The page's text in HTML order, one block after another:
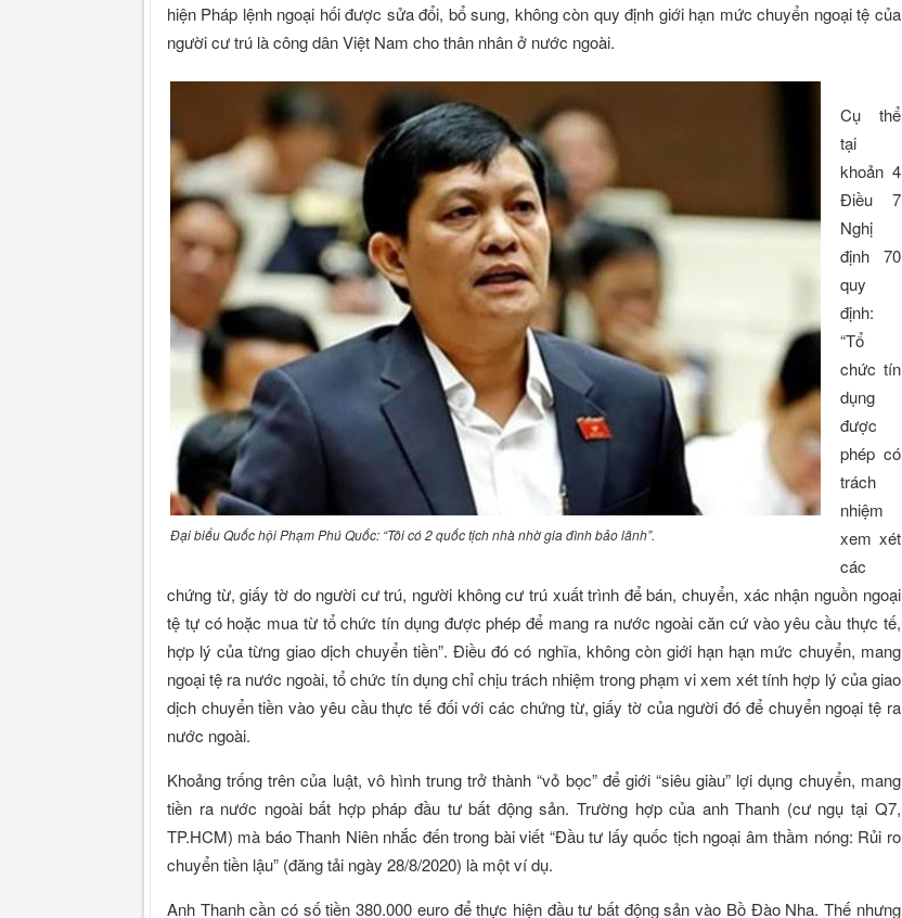
hiện Pháp lệnh ngoại hối được sửa đổi, bổ sung, không còn quy định giới hạn mức chuyển ngoại tệ của
người cư trú là công dân Việt Nam cho thân nhân ở nước ngoài.
Đại biểu Quốc hội Phạm Phú Quốc: “Tôi có 2 quốc tịch nhà nhờ gia đình bảo lãnh”.
Cụ thể
tại
khoản 4
Điều 7
Nghị
định 70
quy
định:
“Tổ
chức tín
dụng
được
phép có
trách
nhiệm
xem xét
các
chứng từ, giấy tờ do người cư trú, người không cư trú xuất trình để bán, chuyển, xác nhận nguồn ngoại
tệ tự có hoặc mua từ tổ chức tín dụng được phép để mang ra nước ngoài căn cứ vào yêu cầu thực tế,
hợp lý của từng giao dịch chuyển tiền”. Điều đó có nghĩa, không còn giới hạn hạn mức chuyển, mang
ngoại tệ ra nước ngoài, tổ chức tín dụng chỉ chịu trách nhiệm trong phạm vi xem xét tính hợp lý của giao
dịch chuyển tiền vào yêu cầu thực tế đối với các chứng từ, giấy tờ của người đó để chuyển ngoại tệ ra
nước ngoài.
Khoảng trống trên của luật, vô hình trung trở thành “vỏ bọc” để giới “siêu giàu” lợi dụng chuyển, mang
tiền ra nước ngoài bất hợp pháp đầu tư bất động sản. Trường hợp của anh Thanh (cư ngụ tại Q7,
TP.HCM) mà báo Thanh Niên nhắc đến trong bài viết “Đầu tư lấy quốc tịch ngoại âm thầm nóng: Rủi ro
chuyển tiền lậu” (đăng tải ngày 28/8/2020) là một ví dụ.
Anh Thanh cần có số tiền 380.000 euro để thực hiện đầu tư bất động sản vào Bồ Đào Nha. Thế nhưng